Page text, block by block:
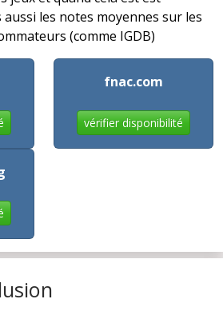
les notes moyennes sur les
(comme IGDB)
fnac.com
vérifier disponibilité